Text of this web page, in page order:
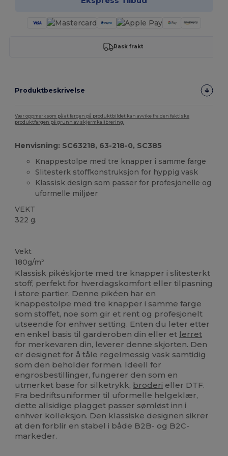
Rask frakt
Produktbeskrivelse
Vær oppmerksom på at fargen på produktbildet kan avvike fra den faktiske
produktfargen på grunn av skjermkalibrering.
Henvisning: SC63218, 63-218-0, SC385
Knappestolpe med tre knapper i samme farge
Slitesterk stoffkonstruksjon for hyppig vask
Klassisk design som passer for profesjonelle og
uformelle miljøer
VEKT
322 g.
Vekt
180g/m²
Klassisk pikéskjorte med tre knapper i slitesterkt
stoff, perfekt for hverdagskomfort eller tilpasning
i store partier. Denne pikéen har en
knappestolpe med tre knapper i samme farge
som stoffet, noe som gir et rent og profesjonelt
utseende for enhver setting. Enten du leter etter
en enkel basis til garderoben din eller et lerret
for merkevaren din, leverer denne skjorten. Den
er designet for å tåle regelmessig vask samtidig
som den beholder formen. Ideell for
engrosbestillinger, fungerer den som en
utmerket base for silketrykk, broderi eller DTF.
Fra bedriftsuniformer til uformelle helgeklær,
dette allsidige plagget passer sømløst inn i
enhver kolleksjon. Den klassiske designen sikrer
at den forblir en stabel i både B2B- og B2C-
markeder.